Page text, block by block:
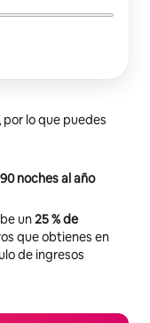
, por lo que puedes
90 noches al año
un25 % de
que obtienes en
de ingresos